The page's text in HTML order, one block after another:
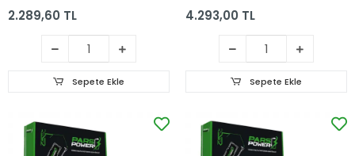
2.289,60 TL
Sepete Ekle
4.293,00 TL
Sepete Ekle